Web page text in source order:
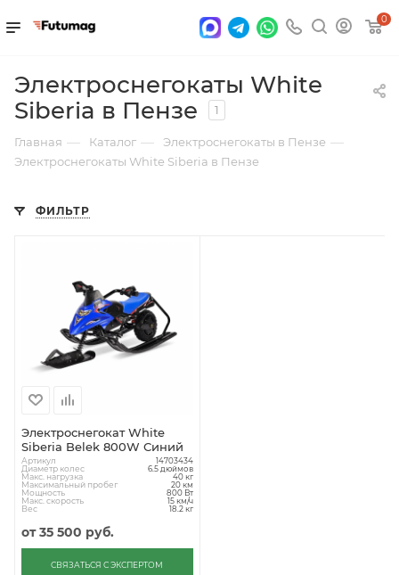
0
Электроснегокаты White
Siberia в Пензе
1
Главная — Каталог — Электроснегокаты в Пензе —
Электроснегокаты White Siberia в Пензе
ФИЛЬТР
Электроснегокат White
Siberia Belek 800W Синий
Артикул 14703434
Диаметр колес 6.5 дюймов
Макс. нагрузка 40 кг
Максимальный пробег 20 км
Мощность 800 Вт
Макс. скорость 15 км/ч
Вес 18.2 кг
от35 500 руб.
СВЯЗАТЬСЯ С ЭКСПЕРТОМ